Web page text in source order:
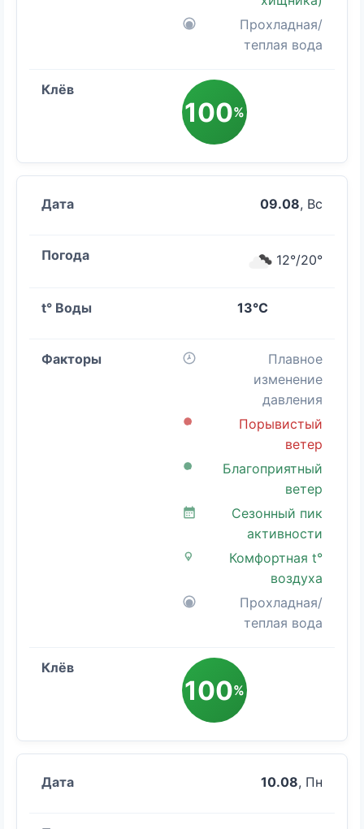
Прохладная/
теплая вода
100%
09.08, Вс
12°/20°
13°C
Плавное
изменение
давления
Порывистый
ветер
Благоприятный
ветер
Сезонный пик
активности
Комфортная t°
воздуха
Прохладная/
теплая вода
100%
10.08, Пн